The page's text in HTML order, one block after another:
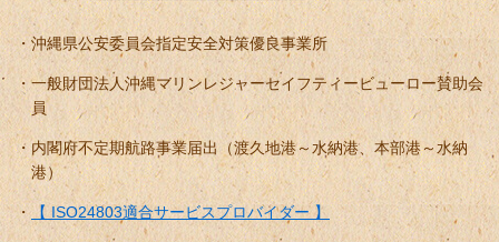
沖縄県公安委員会指定安全対策優良事業所
一般財団法人沖縄マリンレジャーセイフティービューロー賛助会
員
内閣府不定期航路事業届出（渡久地港～水納港、本部港～水納
港）
【 ISO24803適合サービスプロバイダー 】